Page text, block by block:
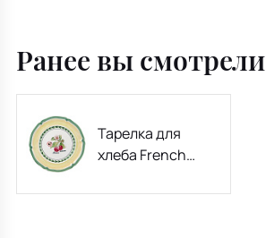
Ранее вы смотрели
Тарелка для
хлеба French
см